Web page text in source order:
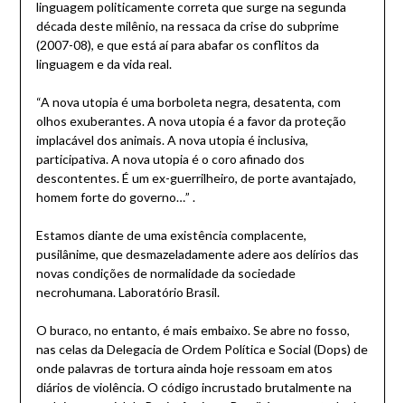
linguagem politicamente correta que surge na segunda
década deste milênio, na ressaca da crise do subprime
(2007-08), e que está aí para abafar os conflitos da
linguagem e da vida real.
“A nova utopia é uma borboleta negra, desatenta, com
olhos exuberantes. A nova utopia é a favor da proteção
implacável dos animais. A nova utopia é inclusiva,
participativa. A nova utopia é o coro afinado dos
descontentes. É um ex-guerrilheiro, de porte avantajado,
homem forte do governo…” .
Estamos diante de uma existência complacente,
pusilânime, que desmazeladamente adere aos delírios das
novas condições de normalidade da sociedade
necrohumana. Laboratório Brasil.
O buraco, no entanto, é mais embaixo. Se abre no fosso,
nas celas da Delegacia de Ordem Política e Social (Dops) de
onde palavras de tortura ainda hoje ressoam em atos
diários de violência. O código incrustado brutalmente na